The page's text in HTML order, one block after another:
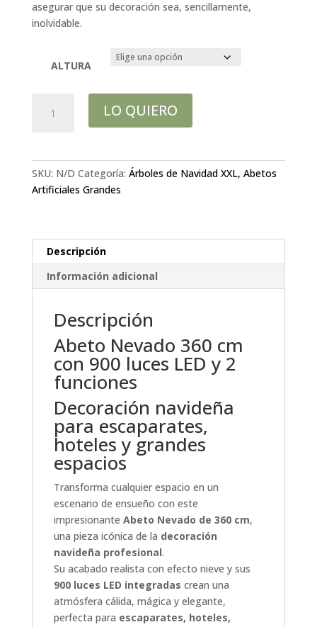
asegurar que su decoración sea, sencillamente,
inolvidable.
ALTURA
nevado
LO QUIERO
SKU: N/D Categoría: Árboles de Navidad XXL, Abetos
Artificiales Grandes
Descripción
Información adicional
Descripción
Abeto Nevado 360 cm
con 900 luces LED y 2
funciones
Decoración navideña
para escaparates,
hoteles y grandes
espacios
Transforma cualquier espacio en un
escenario de ensueño con este
impresionante Abeto Nevado de 360 cm,
una pieza icónica de la decoración
navideña profesional.
Su acabado realista con efecto nieve y sus
900 luces LED integradas crean una
atmósfera cálida, mágica y elegante,
perfecta para escaparates, hoteles,